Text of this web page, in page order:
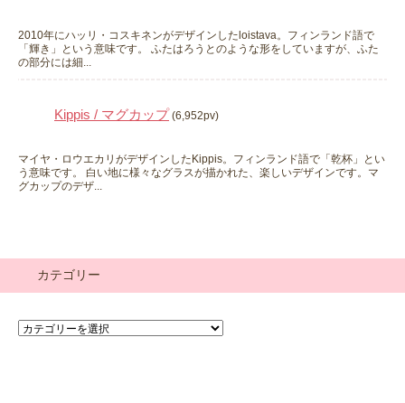
2010年にハッリ・コスキネンがデザインしたloistava。フィンランド語で
「輝き」という意味です。 ふたはろうとのような形をしていますが、ふた
の部分には細...
Kippis / マグカップ (6,952pv)
マイヤ・ロウエカリがデザインしたKippis。フィンランド語で「乾杯」とい
う意味です。 白い地に様々なグラスが描かれた、楽しいデザインです。マ
グカップのデザ...
カテゴリー
カ
テ